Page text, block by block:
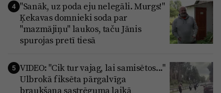
4 "Sanāk, uz poda eju nelegāli. Murgs!"
Ķekavas domnieki soda par
"mazmājiņu" laukos, taču Jānis
spurojas pretī tiesā
5 VIDEO: "Cik tur vajag, lai samisētos..."
Ulbrokā fiksēta pārgalvīga
braukšana sastrēguma laikā